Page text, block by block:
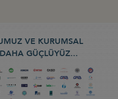
VE KURUMSAL
GÜÇLÜYÜZ...